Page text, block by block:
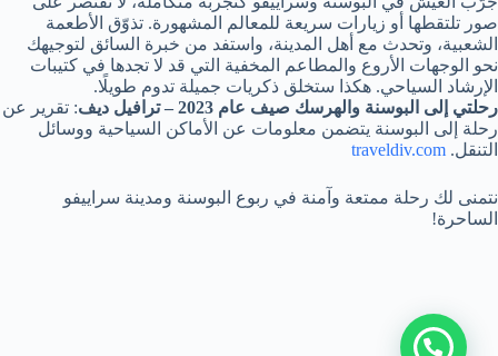
صور تلتقطها أو زيارات سريعة للمعالم المشهورة. تذوّق الأطعمة
الشعبية، وتحدث مع أهل المدينة، واستفد من خبرة السائق لتوجيهك
نحو الوجهات الأروع والمطاعم المخفية التي قد لا تجدها في كتيبات
الإرشاد السياحي. هكذا ستخلق ذكريات جميلة تدوم طويلًا.
رحلتي إلى البوسنة والهرسك صيف عام 2023 – ترافيل ديف
: تقرير عن
رحلة إلى البوسنة يتضمن معلومات عن الأماكن السياحية ووسائل
التنقل. ​ traveldiv.com
نتمنى لك رحلة ممتعة وآمنة في ربوع البوسنة ومدينة سراييفو
الساحرة!